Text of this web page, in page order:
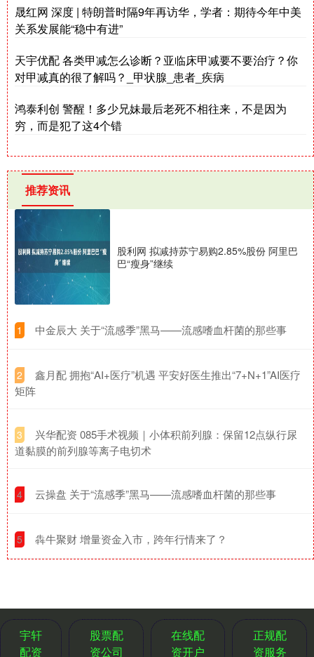
晟红网 深度 | 特朗普时隔9年再访华，学者：期待今年中美
关系发展能“稳中有进”
天宇优配 各类甲减怎么诊断？亚临床甲减要不要治疗？你
对甲减真的很了解吗？_甲状腺_患者_疾病
鸿泰利创 警醒！多少兄妹最后老死不相往来，不是因为
穷，而是犯了这4个错
推荐资讯
股利网 拟减持苏宁易购2.85%股份 阿里巴
巴“瘦身”继续
1 ​中金辰大 关于“流感季”黑马——流感嗜血杆菌的那些事
2
​鑫月配 拥抱“AI+医疗”机遇 平安好医生推出“7+N+1”AI医疗
矩阵
3
​兴华配资 085手术视频｜小体积前列腺：保留12点纵行尿
道黏膜的前列腺等离子电切术
4 ​云操盘 关于“流感季”黑马——流感嗜血杆菌的那些事
5 ​犇牛聚财 增量资金入市，跨年行情来了？
宇轩
配资
股票配
资公司
在线配
资开户
正规配
资服务